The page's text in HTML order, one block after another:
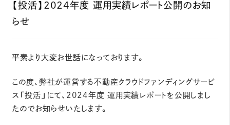
【投活】2024年度 運用実績レポート公開のお知
らせ
平素より大変お世話になっております。
この度、弊社が運営する不動産クラウドファンディングサービ
ス「投活」にて、2024年度 運用実績レポートを公開しまし
たのでお知らせいたします。